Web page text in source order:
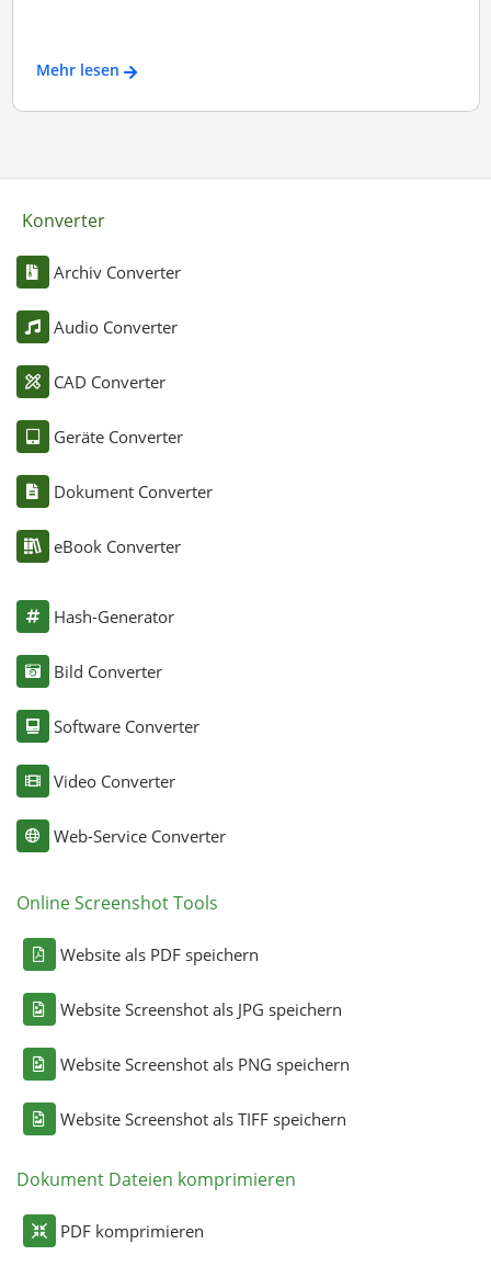
Mehr lesen
Konverter
Archiv Converter
Audio Converter
CAD Converter
Geräte Converter
Dokument Converter
eBook Converter
Hash-Generator
Bild Converter
Software Converter
Video Converter
Web-Service Converter
Online Screenshot Tools
Website als PDF speichern
Website Screenshot als JPG speichern
Website Screenshot als PNG speichern
Website Screenshot als TIFF speichern
Dokument Dateien komprimieren
PDF komprimieren